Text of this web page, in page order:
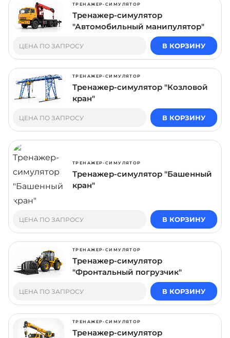
ТРЕНАЖЕР-СИМУЛЯТОР
Тренажер-симулятор
"Автомобильный манипулятор"
ЦЕНА ПО ЗАПРОСУ В КОРЗИНУ
ТРЕНАЖЕР-СИМУЛЯТОР
Тренажер-симулятор "Козловой
кран"
ЦЕНА ПО ЗАПРОСУ В КОРЗИНУ
ТРЕНАЖЕР-СИМУЛЯТОР
Тренажер-симулятор "Башенный
кран"
ЦЕНА ПО ЗАПРОСУ В КОРЗИНУ
ТРЕНАЖЕР-СИМУЛЯТОР
Тренажер-симулятор
"Фронтальный погрузчик"
ЦЕНА ПО ЗАПРОСУ В КОРЗИНУ
ТРЕНАЖЕР-СИМУЛЯТОР
Тренажер-симулятор